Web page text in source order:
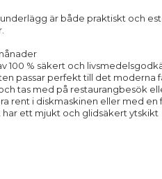
är både praktiskt och
100 % säkert och
passar perfekt till det moderna
och tas med på restaurangbesök
rent i diskmaskinen eller med en
har ett mjukt och glidsäkert ytskikt